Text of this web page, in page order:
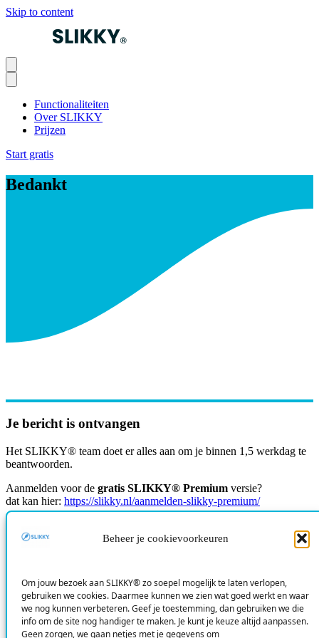
Beheer je cookievoorkeuren
Om jouw bezoek aan SLIKKY® zo soepel mogelijk te laten verlopen,
gebruiken we cookies. Daarmee kunnen we zien wat goed werkt en waar
we nog kunnen verbeteren. Geef je toestemming, dan gebruiken we die
info om de site nog handiger te maken. Je kunt je keuze altijd aanpassen.
Geen zorgen, we gaan netjes met je gegevens om
Skip to content
Functionaliteiten
Over SLIKKY
Prijzen
Start gratis
Bedankt
Je bericht is ontvangen
Het SLIKKY® team doet er alles aan om je binnen 1,5 werkdag te
beantwoorden.
Aanmelden voor de gratis SLIKKY® Premium versie?
dat kan hier: https://slikky.nl/aanmelden-slikky-premium/
SLIKKY® is een innovatieve webtool voor logopedisten en andere
zorgprofessionals die werken met cliënten met slikproblemen.
SLIKKY TOOL